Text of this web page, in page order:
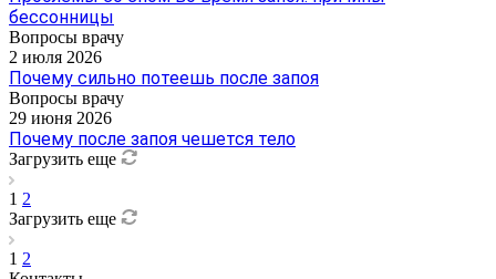
бессонницы
Вопросы врачу
2 июля 2026
Почему сильно потеешь после запоя
Вопросы врачу
29 июня 2026
Почему после запоя чешется тело
Загрузить еще
1 2
Загрузить еще
1 2